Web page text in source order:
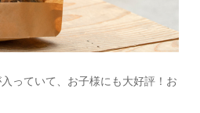
っていて、お子様にも大好評！お